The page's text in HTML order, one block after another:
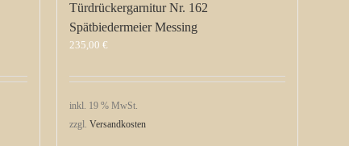
Türdrückergarnitur Nr. 162
Spätbiedermeier Messing
235,00 €
inkl. 19 % MwSt.
zzgl. Versandkosten